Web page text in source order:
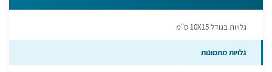
גלויות בגודל 10X15 ס"מ
גלויות מתמונות